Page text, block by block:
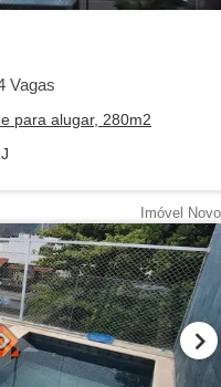
Vagas
para alugar, 280m2
Imóvel Novo